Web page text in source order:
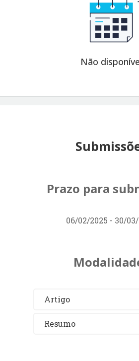
Não
Prazo para
06/02/2025 - 30/
Artigo
Resumo